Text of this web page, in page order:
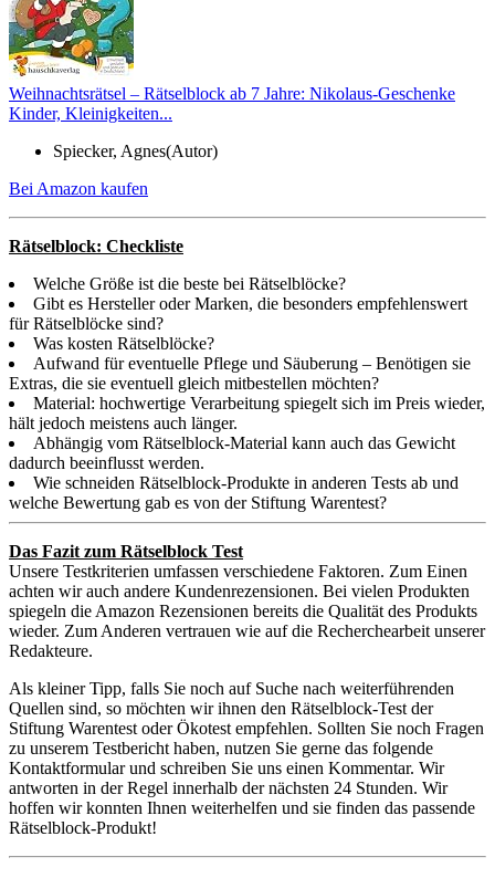
Weihnachtsrätsel – Rätselblock ab 7 Jahre: Nikolaus-Geschenke
Kinder, Kleinigkeiten...
Spiecker, Agnes(Autor)
Bei Amazon kaufen
Rätselblock: Checkliste
Welche Größe ist die beste bei Rätselblöcke?
Gibt es Hersteller oder Marken, die besonders empfehlenswert
für Rätselblöcke sind?
Was kosten Rätselblöcke?
Aufwand für eventuelle Pflege und Säuberung – Benötigen sie
Extras, die sie eventuell gleich mitbestellen möchten?
Material: hochwertige Verarbeitung spiegelt sich im Preis wieder,
hält jedoch meistens auch länger.
Abhängig vom Rätselblock-Material kann auch das Gewicht
dadurch beeinflusst werden.
Wie schneiden Rätselblock-Produkte in anderen Tests ab und
welche Bewertung gab es von der Stiftung Warentest?
Das Fazit zum Rätselblock Test
Unsere Testkriterien umfassen verschiedene Faktoren. Zum Einen
achten wir auch andere Kundenrezensionen. Bei vielen Produkten
spiegeln die Amazon Rezensionen bereits die Qualität des Produkts
wieder. Zum Anderen vertrauen wie auf die Recherchearbeit unserer
Redakteure.
Als kleiner Tipp, falls Sie noch auf Suche nach weiterführenden
Quellen sind, so möchten wir ihnen den Rätselblock-Test der
Stiftung Warentest oder Ökotest empfehlen. Sollten Sie noch Fragen
zu unserem Testbericht haben, nutzen Sie gerne das folgende
Kontaktformular und schreiben Sie uns einen Kommentar. Wir
antworten in der Regel innerhalb der nächsten 24 Stunden. Wir
hoffen wir konnten Ihnen weiterhelfen und sie finden das passende
Rätselblock-Produkt!